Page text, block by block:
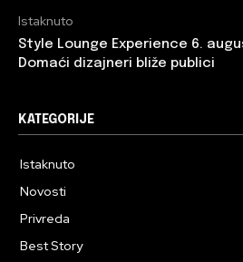
Istaknuto
Style Lounge Experience 6.
Domaći dizajneri bliže publici
KATEGORIJE
Istaknuto
Novosti
Privreda
Best Story